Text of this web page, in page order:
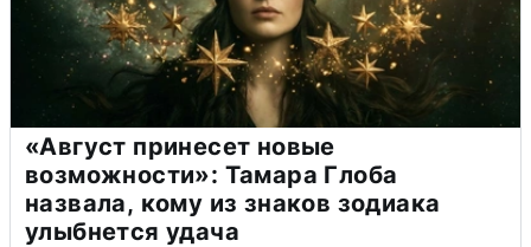
«Август принесет новые
возможности»: Тамара Глоба
назвала, кому из знаков зодиака
улыбнется удача